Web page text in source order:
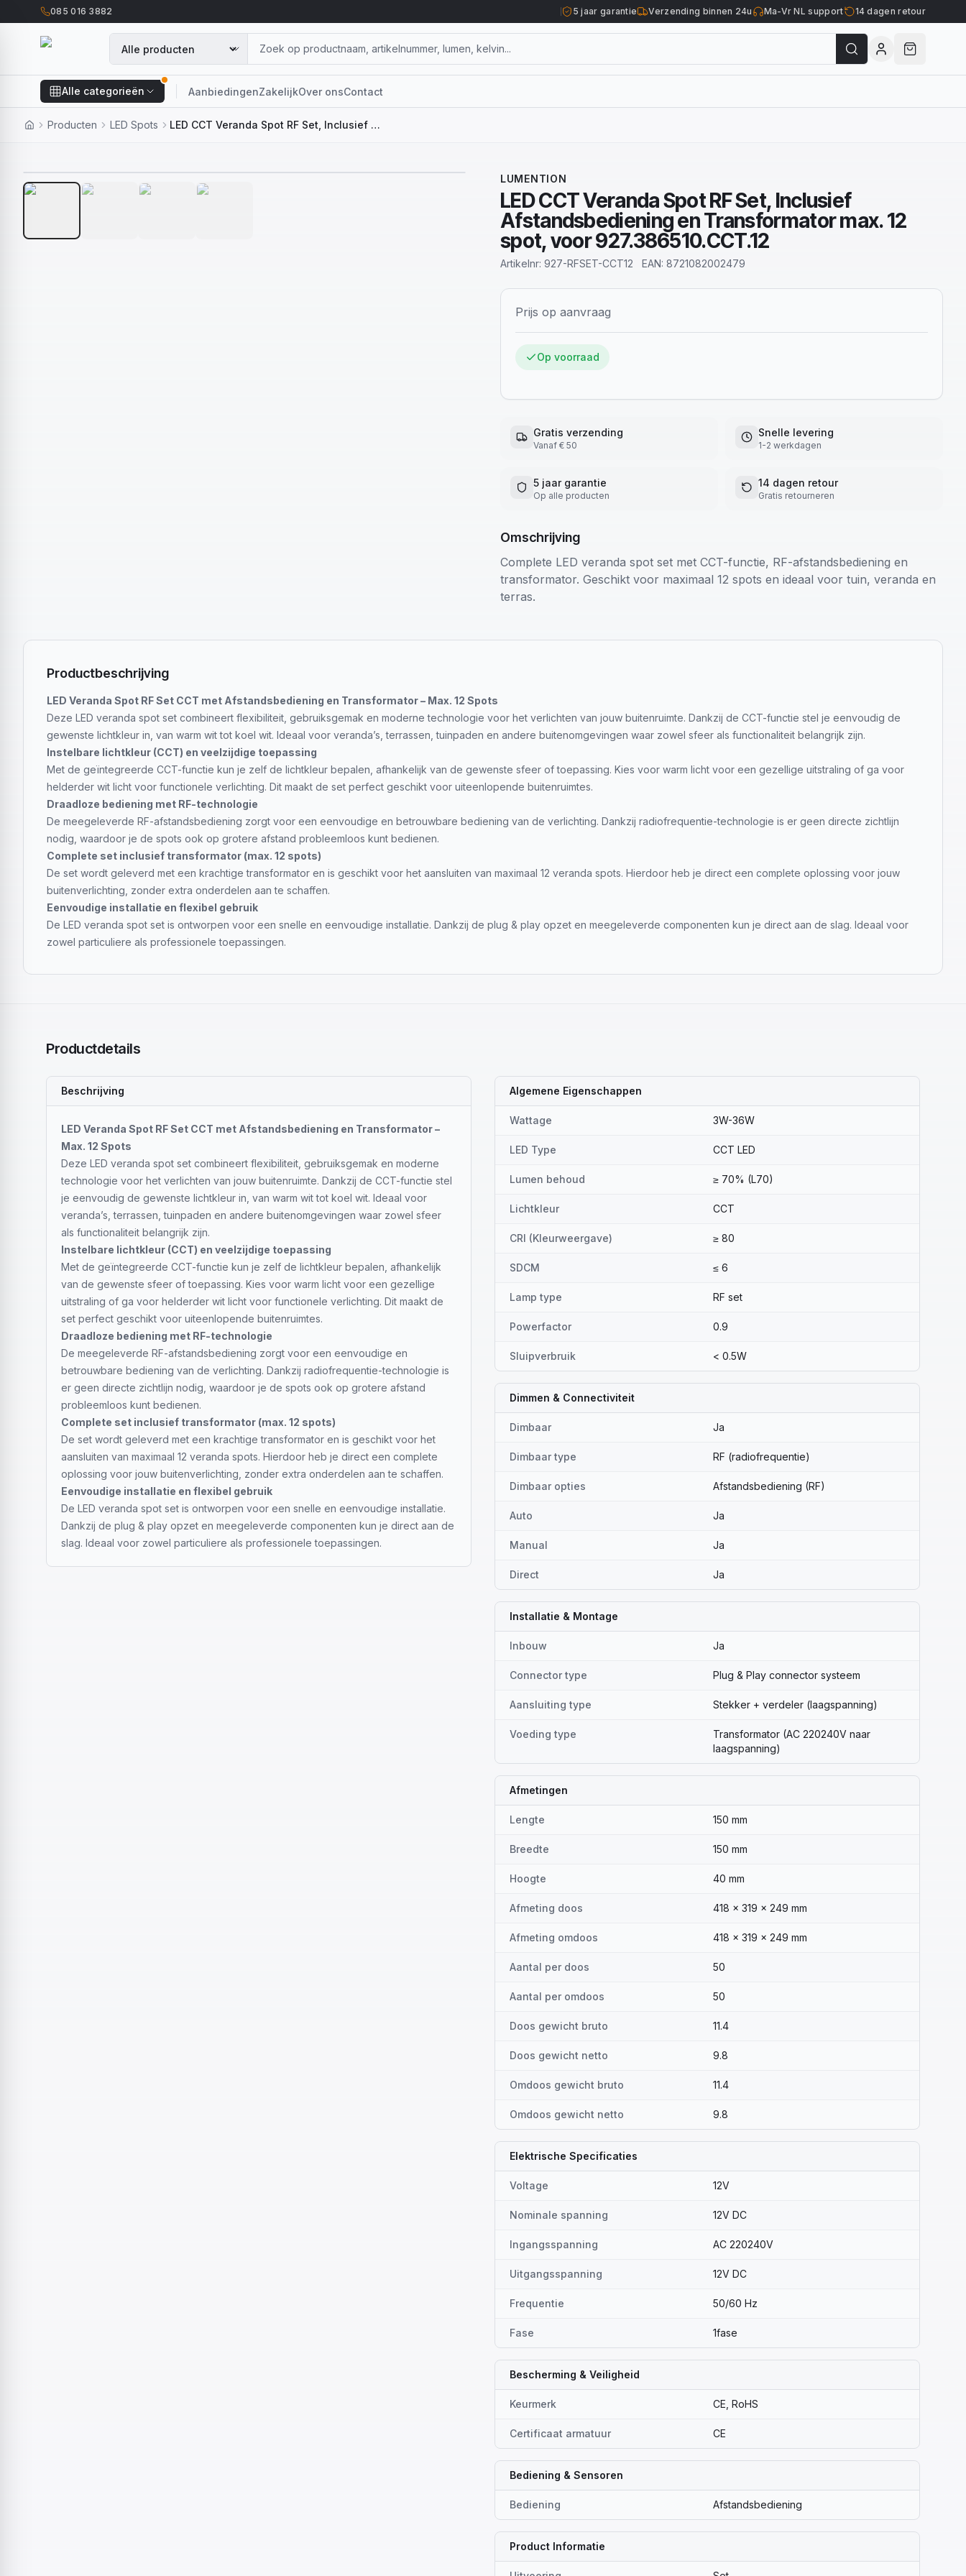
085 016 3882 5 jaar garantie Verzending binnen 24u Ma-Vr NL support 14 dagen retour
Alle categorieën AanbiedingenZakelijkOver onsContact
Producten LED Spots LED CCT Veranda Spot RF Set, Inclusief Afstandsbediening en Transformator max. 12 spot, voor 927.386510.CCT.12
LUMENTION
LED CCT Veranda Spot RF Set, Inclusief
Afstandsbediening en Transformator max. 12
spot, voor 927.386510.CCT.12
Artikelnr: 927-RFSET-CCT12 EAN: 8721082002479
Prijs op aanvraag
Op voorraad
Gratis verzending
Vanaf € 50
Snelle levering
1-2 werkdagen
5 jaar garantie
Op alle producten
14 dagen retour
Gratis retourneren
Omschrijving
Complete LED veranda spot set met CCT-functie, RF-afstandsbediening en
transformator. Geschikt voor maximaal 12 spots en ideaal voor tuin, veranda en
terras.
Productbeschrijving
LED Veranda Spot RF Set CCT met Afstandsbediening en Transformator – Max. 12 Spots
Deze LED veranda spot set combineert flexibiliteit, gebruiksgemak en moderne technologie voor het verlichten van jouw buitenruimte. Dankzij de CCT-functie stel je eenvoudig de
gewenste lichtkleur in, van warm wit tot koel wit. Ideaal voor veranda’s, terrassen, tuinpaden en andere buitenomgevingen waar zowel sfeer als functionaliteit belangrijk zijn.
Instelbare lichtkleur (CCT) en veelzijdige toepassing
Met de geïntegreerde CCT-functie kun je zelf de lichtkleur bepalen, afhankelijk van de gewenste sfeer of toepassing. Kies voor warm licht voor een gezellige uitstraling of ga voor
helderder wit licht voor functionele verlichting. Dit maakt de set perfect geschikt voor uiteenlopende buitenruimtes.
Draadloze bediening met RF-technologie
De meegeleverde RF-afstandsbediening zorgt voor een eenvoudige en betrouwbare bediening van de verlichting. Dankzij radiofrequentie-technologie is er geen directe zichtlijn
nodig, waardoor je de spots ook op grotere afstand probleemloos kunt bedienen.
Complete set inclusief transformator (max. 12 spots)
De set wordt geleverd met een krachtige transformator en is geschikt voor het aansluiten van maximaal 12 veranda spots. Hierdoor heb je direct een complete oplossing voor jouw
buitenverlichting, zonder extra onderdelen aan te schaffen.
Eenvoudige installatie en flexibel gebruik
De LED veranda spot set is ontworpen voor een snelle en eenvoudige installatie. Dankzij de plug & play opzet en meegeleverde componenten kun je direct aan de slag. Ideaal voor
zowel particuliere als professionele toepassingen.
Productdetails
Beschrijving
LED Veranda Spot RF Set CCT met Afstandsbediening en Transformator –
Max. 12 Spots
Deze LED veranda spot set combineert flexibiliteit, gebruiksgemak en moderne
technologie voor het verlichten van jouw buitenruimte. Dankzij de CCT-functie stel
je eenvoudig de gewenste lichtkleur in, van warm wit tot koel wit. Ideaal voor
veranda’s, terrassen, tuinpaden en andere buitenomgevingen waar zowel sfeer
als functionaliteit belangrijk zijn.
Instelbare lichtkleur (CCT) en veelzijdige toepassing
Met de geïntegreerde CCT-functie kun je zelf de lichtkleur bepalen, afhankelijk
van de gewenste sfeer of toepassing. Kies voor warm licht voor een gezellige
uitstraling of ga voor helderder wit licht voor functionele verlichting. Dit maakt de
set perfect geschikt voor uiteenlopende buitenruimtes.
Draadloze bediening met RF-technologie
De meegeleverde RF-afstandsbediening zorgt voor een eenvoudige en
betrouwbare bediening van de verlichting. Dankzij radiofrequentie-technologie is
er geen directe zichtlijn nodig, waardoor je de spots ook op grotere afstand
probleemloos kunt bedienen.
Complete set inclusief transformator (max. 12 spots)
De set wordt geleverd met een krachtige transformator en is geschikt voor het
aansluiten van maximaal 12 veranda spots. Hierdoor heb je direct een complete
oplossing voor jouw buitenverlichting, zonder extra onderdelen aan te schaffen.
Eenvoudige installatie en flexibel gebruik
De LED veranda spot set is ontworpen voor een snelle en eenvoudige installatie.
Dankzij de plug & play opzet en meegeleverde componenten kun je direct aan de
slag. Ideaal voor zowel particuliere als professionele toepassingen.
Algemene Eigenschappen
Wattage 3W-36W
LED Type CCT LED
Lumen behoud ≥ 70% (L70)
Lichtkleur CCT
CRI (Kleurweergave) ≥ 80
SDCM ≤ 6
Lamp type RF set
Powerfactor 0.9
Sluipverbruik < 0.5W
Dimmen & Connectiviteit
Dimbaar Ja
Dimbaar type RF (radiofrequentie)
Dimbaar opties Afstandsbediening (RF)
Auto Ja
Manual Ja
Direct Ja
Installatie & Montage
Inbouw Ja
Connector type Plug & Play connector systeem
Aansluiting type Stekker + verdeler (laagspanning)
Voeding type
Transformator (AC 220240V naar
laagspanning)
Afmetingen
Lengte 150 mm
Breedte 150 mm
Hoogte 40 mm
Afmeting doos 418 x 319 x 249 mm
Afmeting omdoos 418 x 319 x 249 mm
Aantal per doos 50
Aantal per omdoos 50
Doos gewicht bruto 11.4
Doos gewicht netto 9.8
Omdoos gewicht bruto 11.4
Omdoos gewicht netto 9.8
Elektrische Specificaties
Voltage 12V
Nominale spanning 12V DC
Ingangsspanning AC 220240V
Uitgangsspanning 12V DC
Frequentie 50/60 Hz
Fase 1fase
Bescherming & Veiligheid
Keurmerk CE, RoHS
Certificaat armatuur CE
Bediening & Sensoren
Bediening Afstandsbediening
Product Informatie